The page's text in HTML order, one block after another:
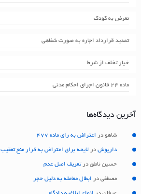
تعرض به کودک
تمدید قرارداد اجاره به صورت شفاهی
خیار تخلف از شرط
ماده ۲۴ قانون اجرای احکام مدنی
آخرین دیدگاه‌ها
شاهو در اعتراض به رای ماده 477
داریوش در لایحه برای اعتراض به قرار منع تعقیب
حسین ناطق درتعریف اصل عدم
مصطفی در ابطال معامله به دلیل حجر